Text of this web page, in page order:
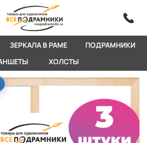
ЗЕРКАЛА В РАМЕ
ПОДРАМНИКИ
ХОЛСТЫ